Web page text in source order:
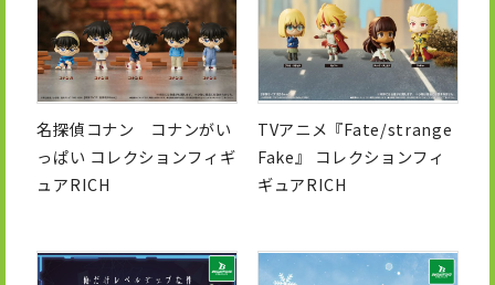
名探偵コナン コナンがい
っぱい コレクションフィギ
ュアRICH
TVアニメ『Fate/strange
Fake』 コレクションフィ
ギュアRICH